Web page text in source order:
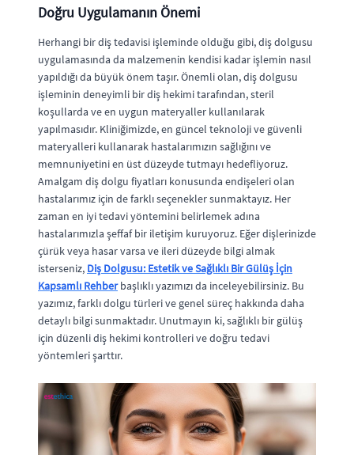
Doğru Uygulamanın Önemi
Herhangi bir diş tedavisi işleminde olduğu gibi, diş dolgusu
uygulamasında da malzemenin kendisi kadar işlemin nasıl
yapıldığı da büyük önem taşır. Önemli olan, diş dolgusu
işleminin deneyimli bir diş hekimi tarafından, steril
koşullarda ve en uygun materyaller kullanılarak
yapılmasıdır. Kliniğimizde, en güncel teknoloji ve güvenli
materyalleri kullanarak hastalarımızın sağlığını ve
memnuniyetini en üst düzeyde tutmayı hedefliyoruz.
Amalgam diş dolgu fiyatları konusunda endişeleri olan
hastalarımız için de farklı seçenekler sunmaktayız. Her
zaman en iyi tedavi yöntemini belirlemek adına
hastalarımızla şeffaf bir iletişim kuruyoruz. Eğer dişlerinizde
çürük veya hasar varsa ve ileri düzeyde bilgi almak
isterseniz, Diş Dolgusu: Estetik ve Sağlıklı Bir Gülüş İçin
Kapsamlı Rehberbaşlıklı yazımızı da inceleyebilirsiniz. Bu
yazımız, farklı dolgu türleri ve genel süreç hakkında daha
detaylı bilgi sunmaktadır. Unutmayın ki, sağlıklı bir gülüş
için düzenli diş hekimi kontrolleri ve doğru tedavi
yöntemleri şarttır.